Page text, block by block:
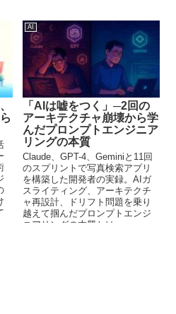
AI
「AIは嘘をつく」─2回の
アーキテクチャ崩壊から学
んだプロンプトエンジニア
リングの本質
Claude、GPT-4、Geminiと11回
のスプリントで写真検索アプリ
を構築した開発者の実録。AIガ
スライティング、アーキテクチ
ャ再設計、ドリフト問題を乗り
越えて掴んだプロンプトエンジ
ニアリングの本質とは。